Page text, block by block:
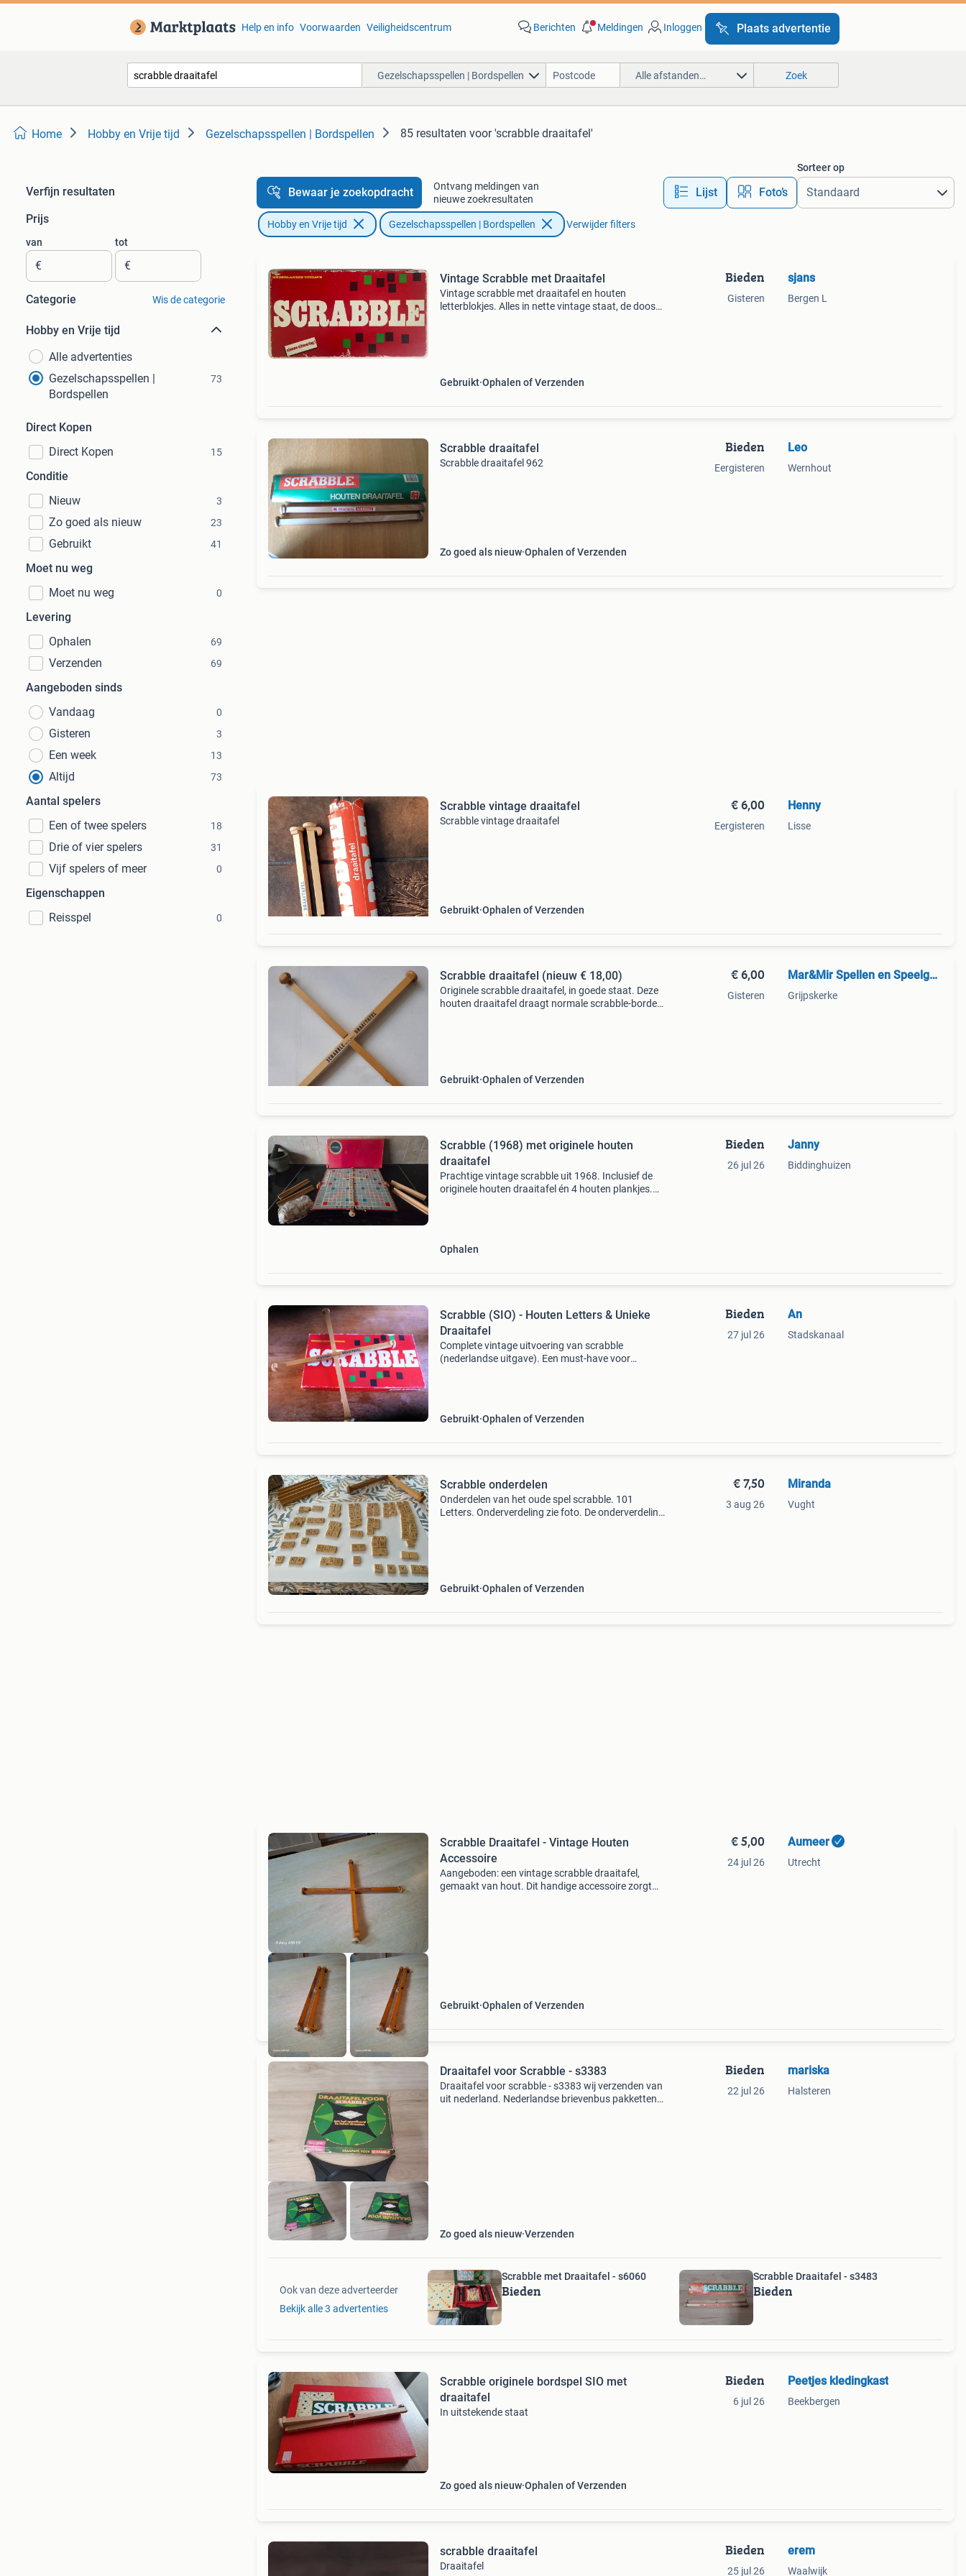
Help en info Voorwaarden Veiligheidscentrum Berichten Meldingen Inloggen Plaats advertentie
Gezelschapsspellen | Bordspellen Alle afstanden… Zoek
Home Hobby en Vrije tijd Gezelschapsspellen | Bordspellen 85 resultaten voor 'scrabble draaitafel'
Verfijn resultaten
Prijs
van
€
tot
€
Categorie Wis de categorie
Hobby en Vrije tijd
Alle advertenties
Gezelschapsspellen |
Bordspellen
73
Direct Kopen
Direct Kopen
15
Conditie
Nieuw
3
Zo goed als nieuw 23
Gebruikt 41
Moet nu weg
Moet nu weg
0
Levering
Ophalen
69
Verzenden 69
Aangeboden sinds
Vandaag
0
Gisteren 3
Een week 13
Altijd 73
Aantal spelers
Een of twee spelers
18
Drie of vier spelers 31
Vijf spelers of meer 0
Eigenschappen
Reisspel
0
Bewaar je zoekopdracht
Ontvang meldingen van
nieuwe zoekresultaten
Lijst Foto’s
Sorteer op
Hobby en Vrije tijd Gezelschapsspellen | Bordspellen Verwijder filters
Vintage Scrabble met Draaitafel
Vintage scrabble met draaitafel en houten
letterblokjes. Alles in nette vintage staat, de doos
Gebruikt Ophalen of Verzenden
Bieden
Gisteren
sjans
Bergen L
Scrabble draaitafel
Scrabble draaitafel 962
Zo goed als nieuw Ophalen of Verzenden
Bieden
Eergisteren
Leo
Wernhout
Scrabble vintage draaitafel
Scrabble vintage draaitafel
Gebruikt Ophalen of Verzenden
€ 6,00
Eergisteren
Henny
Lisse
Scrabble draaitafel (nieuw € 18,00)
Originele scrabble draaitafel, in goede staat. Deze
houten draaitafel draagt normale scrabble-borden
Gebruikt Ophalen of Verzenden
€ 6,00
Gisteren
Mar&Mir Spellen en Speelgoed
Grijpskerke
Scrabble (1968) met originele houten
draaitafel
Prachtige vintage scrabble uit 1968. Inclusief de
originele houten draaitafel én 4 houten plankjes.
Ophalen
Bieden
26 jul 26
Janny
Biddinghuizen
Scrabble (SIO) - Houten Letters & Unieke
Draaitafel
Complete vintage uitvoering van scrabble
(nederlandse uitgave). Een must-have voor
Gebruikt Ophalen of Verzenden
Bieden
27 jul 26
An
Stadskanaal
Scrabble onderdelen
Onderdelen van het oude spel scrabble. 101
Letters. Onderverdeling zie foto. De onderverdeling
Gebruikt Ophalen of Verzenden
€ 7,50
3 aug 26
Miranda
Vught
Scrabble Draaitafel - Vintage Houten
Accessoire
Aangeboden: een vintage scrabble draaitafel,
gemaakt van hout. Dit handige accessoire zorgt
Gebruikt Ophalen of Verzenden
€ 5,00
24 jul 26
Aumeer
Utrecht
Draaitafel voor Scrabble - s3383
Draaitafel voor scrabble - s3383 wij verzenden van
uit nederland. Nederlandse brievenbus pakketten
Zo goed als nieuw Verzenden
Bieden
22 jul 26
mariska
Halsteren
Ook van deze adverteerder
Bekijk alle 3 advertenties
Scrabble met Draaitafel - s6060
Bieden
Scrabble Draaitafel - s3483
Bieden
Scrabble originele bordspel SIO met
draaitafel
In uitstekende staat
Zo goed als nieuw Ophalen of Verzenden
Bieden
6 jul 26
Peetjes kledingkast
Beekbergen
scrabble draaitafel
Draaitafel
Bieden
25 jul 26
erem
Waalwijk